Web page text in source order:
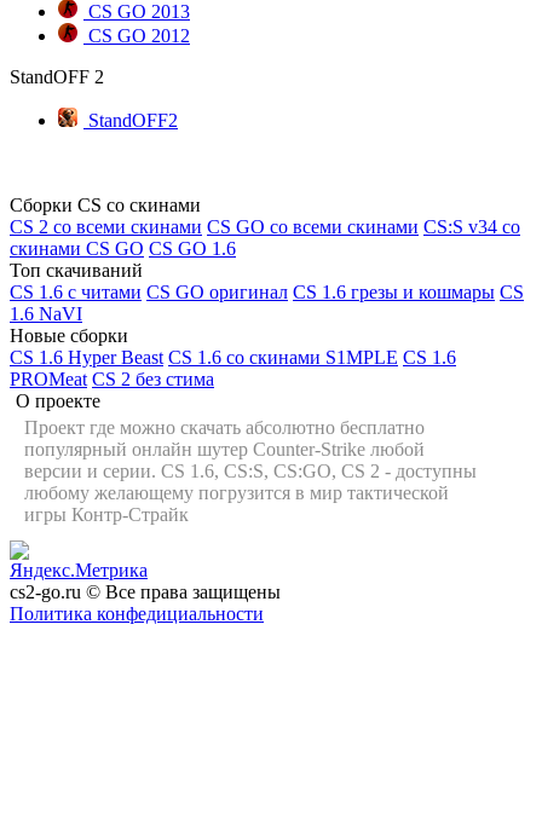
CS GO 2013
CS GO 2012
StandOFF 2
StandOFF2
Сборки CS со скинами
CS 2 со всеми скинами CS GO со всеми скинами CS:S v34 со
скинами CS GO CS GO 1.6
Топ скачиваний
CS 1.6 с читами CS GO оригинал CS 1.6 грезы и кошмары CS
1.6 NaVI
Новые сборки
CS 1.6 Hyper Beast CS 1.6 со скинами S1MPLE CS 1.6
PROMeat CS 2 без стима
О проекте
Проект где можно скачать абсолютно бесплатно
популярный онлайн шутер Counter-Strike любой
версии и серии. CS 1.6, CS:S, CS:GO, CS 2 - доступны
любому желающему погрузится в мир тактической
игры Контр-Страйк
cs2-go.ru © Все права защищены
Политика конфедициальности